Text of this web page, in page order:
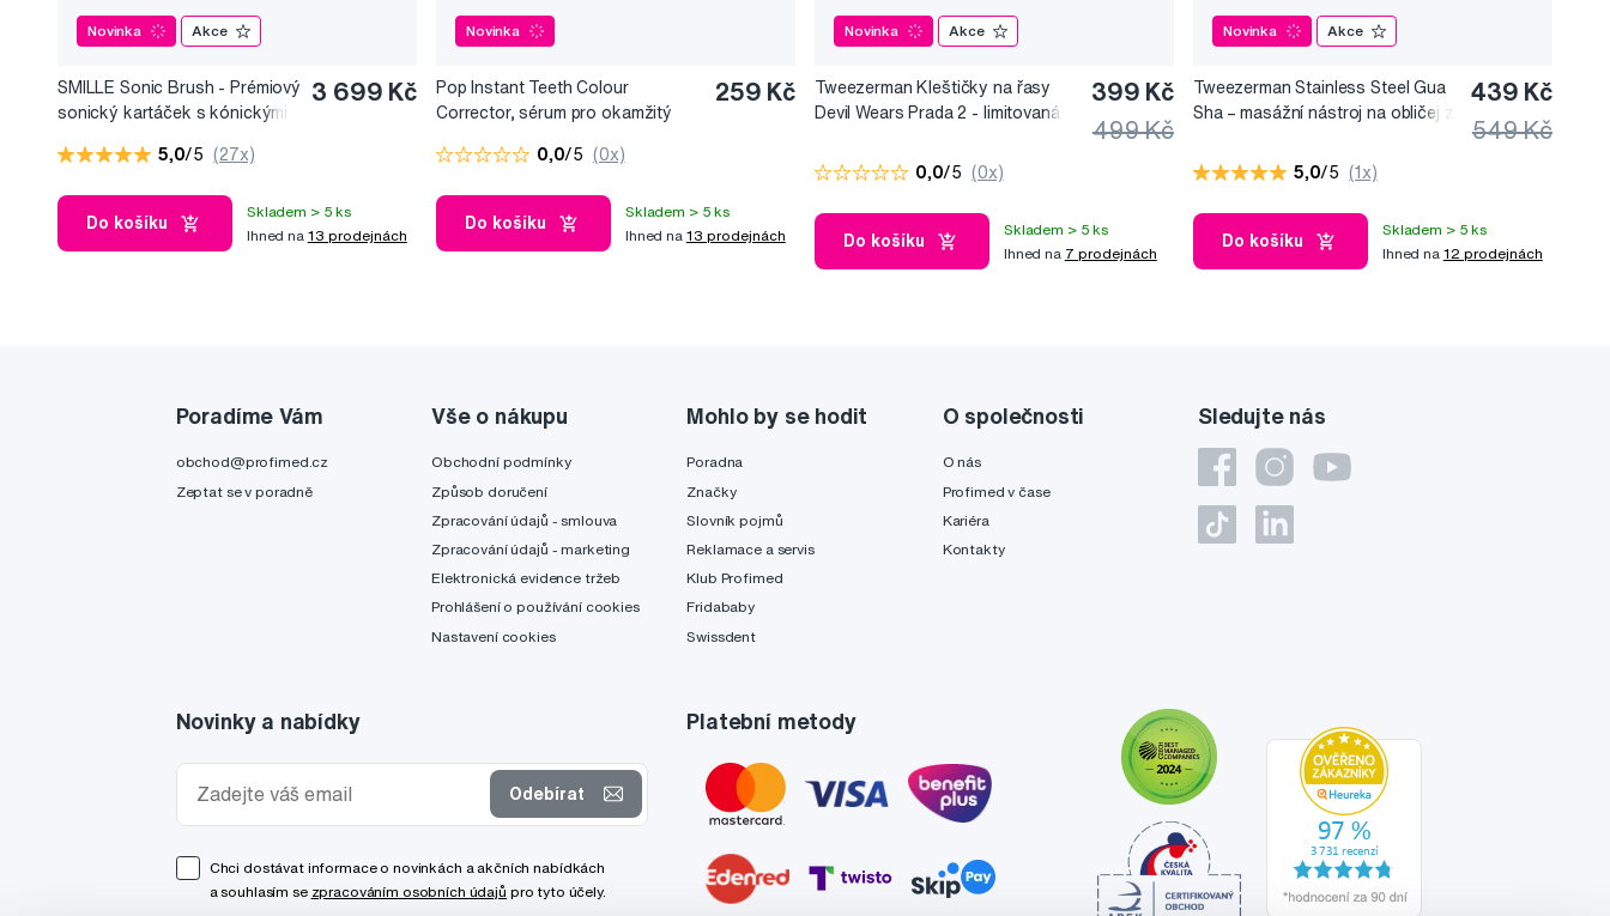
Novinka Akce
SMILLE Sonic Brush - Prémiový
sonický kartáček s kónickými
3 699 Kč
5,0/5 (27x)
Do košíku
Skladem > 5 ks
Ihned na 13 prodejnách
Novinka
Pop Instant Teeth Colour
Corrector, sérum pro okamžitý
259 Kč
0,0/5 (0x)
Do košíku
Skladem > 5 ks
Ihned na 13 prodejnách
Novinka Akce
Tweezerman Kleštičky na řasy
Devil Wears Prada 2 - limitovaná
399 Kč
499 Kč
0,0/5 (0x)
Do košíku
Skladem > 5 ks
Ihned na 7 prodejnách
Novinka Akce
Tweezerman Stainless Steel Gua
Sha –⁠⁠⁠⁠⁠⁠ masážní nástroj na obličej z
439 Kč
549 Kč
5,0/5 (1x)
Do košíku
Skladem > 5 ks
Ihned na 12 prodejnách
Sledujte nás
Poradíme Vám
obchod@profimed.cz
Zeptat se v poradně
Vše o nákupu
Obchodní podmínky
Způsob doručení
Zpracování údajů - smlouva
Zpracování údajů - marketing
Elektronická evidence tržeb
Prohlášení o používání cookies
Nastavení cookies
Mohlo by se hodit
Poradna
Značky
Slovník pojmů
Reklamace a servis
Klub Profimed
Fridababy
Swissdent
O společnosti
O nás
Profimed v čase
Kariéra
Kontakty
Novinky a nabídky
Odebírat
Chci dostávat informace o novinkách a akčních nabídkách
a souhlasím se zpracováním osobních údajů pro tyto účely.
Platební metody